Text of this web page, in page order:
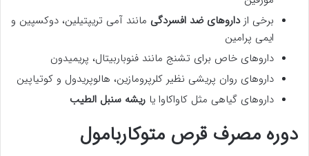
برخی ازداروهای ضد افسردگی مانند آمی تریپتیلین، دوکسپین و
ایمی پرامین
داروهای خاص برای تشنج مانند فنوباربیتال، پریمیدون
داروهای روان پریشی نظیر کلرپرومازین، هالوپریدول و کوتیاپین
داروهای گیاهی مثل کاواکاوا یا ریشه سنبل الطیب
دوره مصرف قرص متوکاربامول